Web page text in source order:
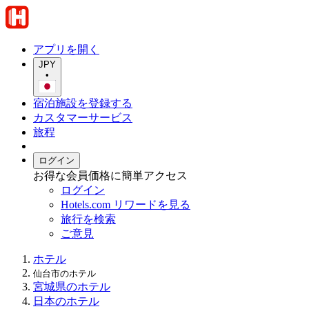
アプリを開く
JPY
•
宿泊施設を登録する
カスタマーサービス
旅程
ログイン
お得な会員価格に簡単アクセス
ログイン
Hotels.com リワードを見る
旅行を検索
ご意見
ホテル
仙台市のホテル
宮城県のホテル
日本のホテル